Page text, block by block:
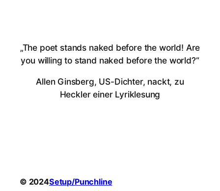
„The poet stands naked before the world! Are
you willing to stand naked before the world?“
Allen Ginsberg, US-Dichter, nackt, zu
Heckler einer Lyriklesung
© 2024Setup/Punchline